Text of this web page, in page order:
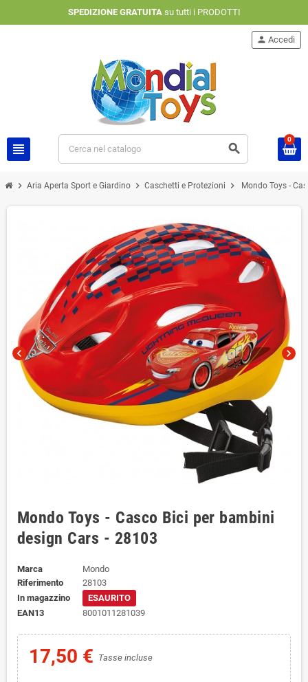
SPEDIZIONE GRATUITAsu tutti i PRODOTTI
view_headline search
person Accedi
0
chevron_right Aria Aperta Sport e Giardino chevron_right Caschetti e Protezioni chevron_right Mondo Toys -
chevron_left chevron_right
Mondo Toys - Casco Bici per bambini
design Cars - 28103
Marca
Mondo
Riferimento
28103
In magazzino
ESAURITO
EAN13
8001011281039
17,50 € Tasse incluse